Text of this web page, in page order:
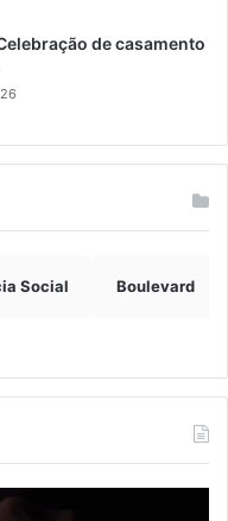
de casamento
Social Boulevard